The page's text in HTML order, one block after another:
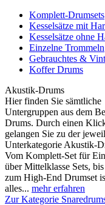
Komplett-Drumsets
Kesselsätze mit
Kesselsätze ohne
Einzelne Trommeln
Gebrauchtes &
Koffer Drums
Akustik-Drums
Hier finden Sie sämtliche
Untergruppen aus dem
Drums. Durch einen
gelangen Sie zu der
Unterkategorie Akustik-
Vom Komplett-Set für
über Mittelklasse Sets,
zum High-End Drumset
alles... mehr erfahren
Zur Kategorie